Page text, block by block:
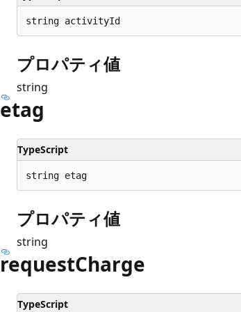
string activityId
プロパティ値
string
etag
TypeScript
string etag
プロパティ値
string
requestCharge
TypeScript